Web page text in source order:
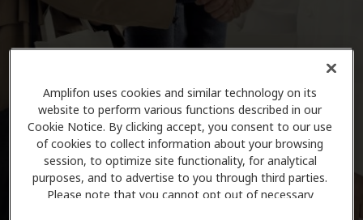
Amplifon uses cookies and similar technology on its
website to perform various functions described in our
Cookie Notice. By clicking accept, you consent to our use
of cookies to collect information about your browsing
session, to optimize site functionality, for analytical
purposes, and to advertise to you through third parties.
Please note that you cannot opt out of necessary